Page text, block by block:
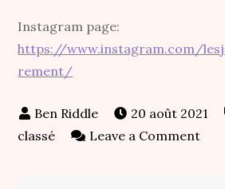
Instagram page:
https://www.instagram.com/
rement/
20 août 2021
classé
Leave a Commenton